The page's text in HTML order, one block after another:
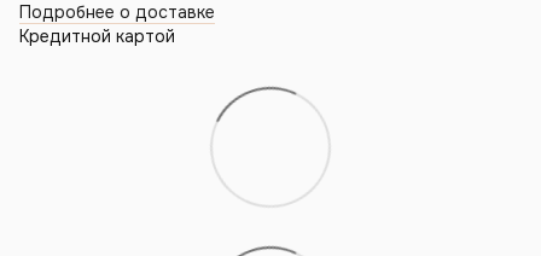
Подробнее о доставке
Кредитной картой